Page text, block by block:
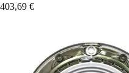
403,69 €